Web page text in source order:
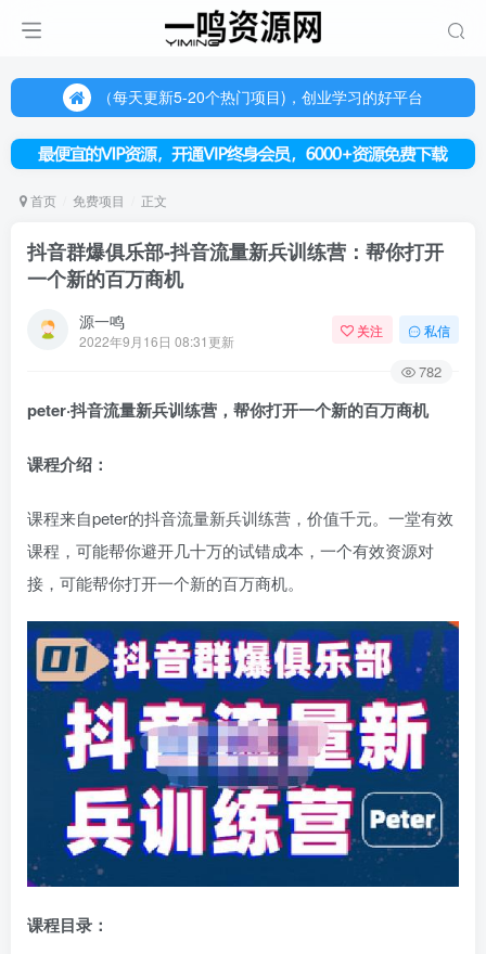
（每天更新5-20个热门项目)，创业学习的好平台
（每天更新5-20个热门项目)，创业学习的好平台
欢迎访问一鸣资源网，本站汇集数千网创课程和项目
首页 免费项目 正文
抖音群爆俱乐部-抖音流量新兵训练营：帮你打开
一个新的百万商机
源一鸣
2022年9月16日 08:31更新
关注 私信
782
peter·抖音流量新兵训练营，帮你打开一个新的百万商机
课程介绍：
课程来自peter的抖音流量新兵训练营，价值千元。一堂有效
课程，可能帮你避开几十万的试错成本，一个有效资源对
接，可能帮你打开一个新的百万商机。
课程目录：